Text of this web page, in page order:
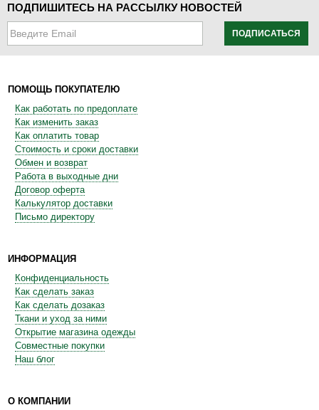
ПОДПИШИТЕСЬ НА РАССЫЛКУ НОВОСТЕЙ
ПОДПИСАТЬСЯ
ПОМОЩЬ ПОКУПАТЕЛЮ
Как работать по предоплате
Как изменить заказ
Как оплатить товар
Стоимость и сроки доставки
Обмен и возврат
Работа в выходные дни
Договор оферта
Калькулятор доставки
Письмо директору
ИНФОРМАЦИЯ
Конфиденциальность
Как сделать заказ
Как сделать дозаказ
Ткани и уход за ними
Открытие магазина одежды
Совместные покупки
Наш блог
О КОМПАНИИ